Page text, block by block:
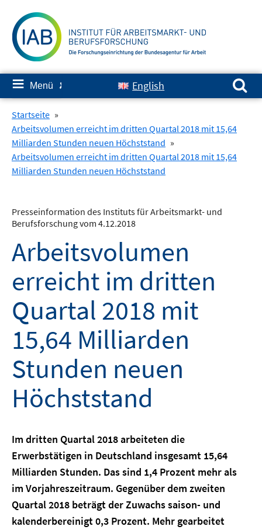
zum
Inhalt
≡ Menü ✘ English
Suchen nach:
Startseite »
Arbeitsvolumen erreicht im dritten Quartal 2018 mit 15,64
Milliarden Stunden neuen Höchststand »
Arbeitsvolumen erreicht im dritten Quartal 2018 mit 15,64
Milliarden Stunden neuen Höchststand
Presseinformation des Instituts für Arbeitsmarkt- und
Berufsforschung vom 4.12.2018
Arbeitsvolumen
erreicht im dritten
Quartal 2018 mit
15,64 Milliarden
Stunden neuen
Höchststand
Im dritten Quartal 2018 arbeiteten die
Erwerbstätigen in Deutschland insgesamt 15,64
Milliarden Stunden. Das sind 1,4 Prozent mehr als
im Vorjahreszeitraum. Gegenüber dem zweiten
Quartal 2018 beträgt der Zuwachs saison- und
kalenderbereinigt 0,3 Prozent. Mehr gearbeitet